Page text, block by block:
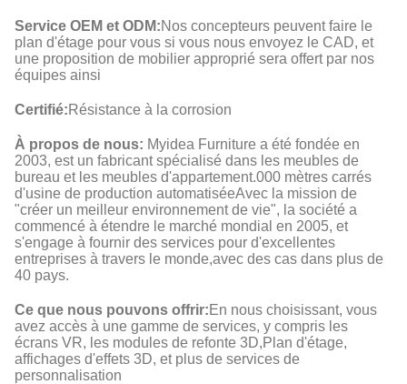
Service OEM et ODM:Nos concepteurs peuvent faire le
plan d'étage pour vous si vous nous envoyez le CAD, et
une proposition de mobilier approprié sera offert par nos
équipes ainsi
Certifié:Résistance à la corrosion
À propos de nous: Myidea Furniture a été fondée en
2003, est un fabricant spécialisé dans les meubles de
bureau et les meubles d'appartement.000 mètres carrés
d'usine de production automatiséeAvec la mission de
"créer un meilleur environnement de vie", la société a
commencé à étendre le marché mondial en 2005, et
s'engage à fournir des services pour d'excellentes
entreprises à travers le monde,avec des cas dans plus de
40 pays.
Ce que nous pouvons offrir:En nous choisissant, vous
avez accès à une gamme de services, y compris les
écrans VR, les modules de refonte 3D,Plan d'étage,
affichages d'effets 3D, et plus de services de
personnalisation